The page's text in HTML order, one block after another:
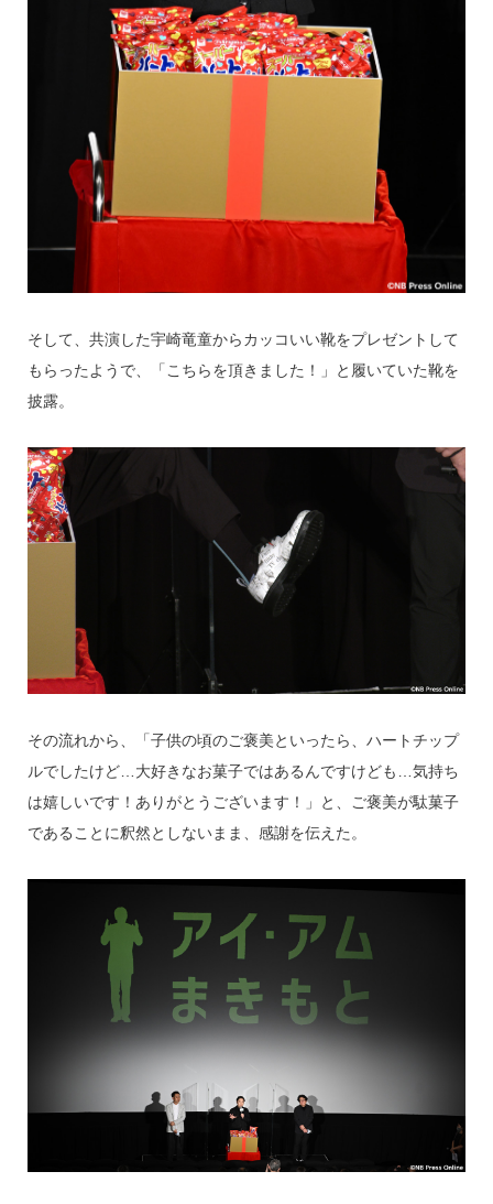
そして、共演した宇崎竜童からカッコいい靴をプレゼントして
もらったようで、「こちらを頂きました！」と履いていた靴を
披露。
その流れから、「子供の頃のご褒美といったら、ハートチップ
ルでしたけど…大好きなお菓子ではあるんですけども…気持ち
は嬉しいです！ありがとうございます！」と、ご褒美が駄菓子
であることに釈然としないまま、感謝を伝えた。